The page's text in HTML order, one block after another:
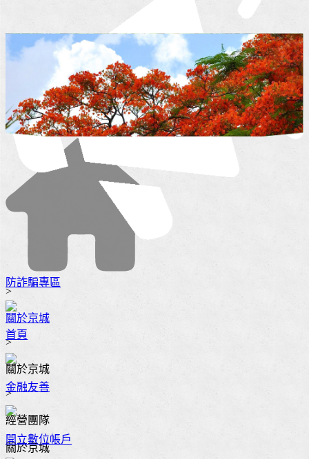
防詐騙專區
首頁
金融友善
開立數位帳戶
>
關於京城
>
關於京城
>
經營團隊
關於京城